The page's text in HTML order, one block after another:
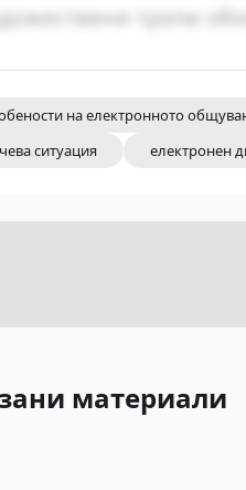
тропи
на електронното
ситуация
електронен
материали